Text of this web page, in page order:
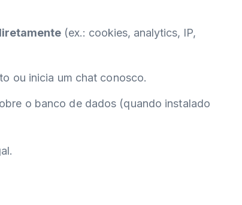
(ex.: cookies, analytics, IP,
ou inicia um chat conosco.
o banco de dados (quando instalado